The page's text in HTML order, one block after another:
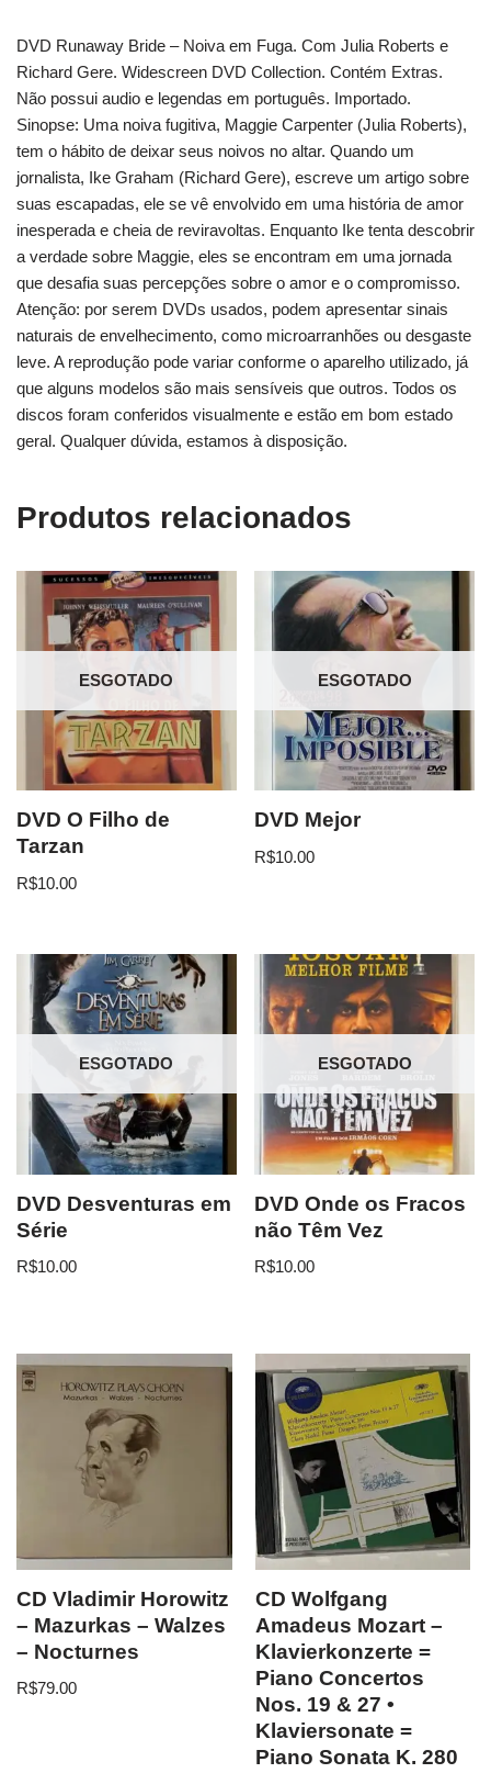
DVD Runaway Bride – Noiva em Fuga. Com Julia Roberts e
Richard Gere. Widescreen DVD Collection. Contém Extras.
Não possui audio e legendas em português. Importado.
Sinopse: Uma noiva fugitiva, Maggie Carpenter (Julia Roberts),
tem o hábito de deixar seus noivos no altar. Quando um
jornalista, Ike Graham (Richard Gere), escreve um artigo sobre
suas escapadas, ele se vê envolvido em uma história de amor
inesperada e cheia de reviravoltas. Enquanto Ike tenta descobrir
a verdade sobre Maggie, eles se encontram em uma jornada
que desafia suas percepções sobre o amor e o compromisso.
Atenção: por serem DVDs usados, podem apresentar sinais
naturais de envelhecimento, como microarranhões ou desgaste
leve. A reprodução pode variar conforme o aparelho utilizado, já
que alguns modelos são mais sensíveis que outros. Todos os
discos foram conferidos visualmente e estão em bom estado
geral. Qualquer dúvida, estamos à disposição.
Produtos relacionados
ESGOTADO
DVD O Filho de
Tarzan
R$10.00
ESGOTADO
DVD Mejor
R$10.00
ESGOTADO
DVD Desventuras em
Série
R$10.00
ESGOTADO
DVD Onde os Fracos
não Têm Vez
R$10.00
CD Vladimir Horowitz
– Mazurkas – Walzes
– Nocturnes
R$79.00
CD Wolfgang
Amadeus Mozart –
Klavierkonzerte =
Piano Concertos
Nos. 19 & 27 •
Klaviersonate =
Piano Sonata K. 280